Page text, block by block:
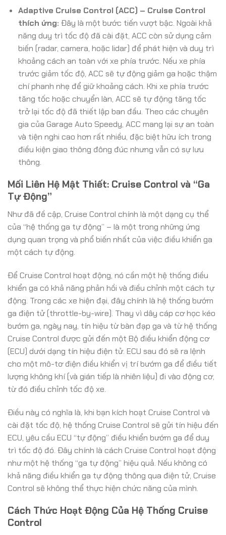
Adaptive Cruise Control (ACC) – Cruise Control
thích ứng: Đây là một bước tiến vượt bậc. Ngoài khả
năng duy trì tốc độ đã cài đặt, ACC còn sử dụng cảm
biến (radar, camera, hoặc lidar) để phát hiện và duy trì
khoảng cách an toàn với xe phía trước. Nếu xe phía
trước giảm tốc độ, ACC sẽ tự động giảm ga hoặc thậm
chí phanh nhẹ để giữ khoảng cách. Khi xe phía trước
tăng tốc hoặc chuyển làn, ACC sẽ tự động tăng tốc
trở lại tốc độ đã thiết lập ban đầu. Theo các chuyên
gia của Garage Auto Speedy, ACC mang lại sự an toàn
và tiện nghi cao hơn rất nhiều, đặc biệt hữu ích trong
điều kiện giao thông đông đúc nhưng vẫn có sự lưu
thông.
Mối Liên Hệ Mật Thiết: Cruise Control và “Ga
Tự Động”
Như đã đề cập, Cruise Control chính là một dạng cụ thể
của “hệ thống ga tự động” – là một trong những ứng
dụng quan trọng và phổ biến nhất của việc điều khiển ga
một cách tự động.
Để Cruise Control hoạt động, nó cần một hệ thống điều
khiển ga có khả năng phản hồi và điều chỉnh một cách tự
động. Trong các xe hiện đại, đây chính là hệ thống bướm
ga điện tử (throttle-by-wire). Thay vì dây cáp cơ học kéo
bướm ga, ngày nay, tín hiệu từ bàn đạp ga và từ hệ thống
Cruise Control được gửi đến một Bộ điều khiển động cơ
(ECU) dưới dạng tín hiệu điện tử. ECU sau đó sẽ ra lệnh
cho một mô-tơ điện điều khiển vị trí bướm ga để điều tiết
lượng không khí (và gián tiếp là nhiên liệu) đi vào động cơ,
từ đó điều chỉnh tốc độ xe.
Điều này có nghĩa là, khi bạn kích hoạt Cruise Control và
cài đặt tốc độ, hệ thống Cruise Control sẽ gửi tín hiệu đến
ECU, yêu cầu ECU “tự động” điều khiển bướm ga để duy
trì tốc độ đó. Đây chính là cách Cruise Control hoạt động
như một hệ thống “ga tự động” hiệu quả. Nếu không có
khả năng điều khiển ga tự động thông qua điện tử, Cruise
Control sẽ không thể thực hiện chức năng của mình.
Cách Thức Hoạt Động Của Hệ Thống Cruise
Control